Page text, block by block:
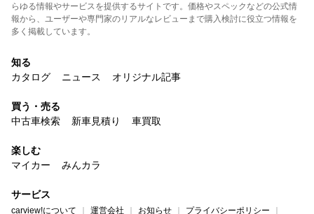
らゆる情報やサービスを提供するサイトです。価格やスペックなどの公式情
報から、ユーザーや専門家のリアルなレビューまで購入検討に役立つ情報を
多く掲載しています。
知る
カタログ
ニュース オリジナル記事
買う・売る
中古車検索
新車見積り 車買取
楽しむ
マイカー
みんカラ
サービス
carview!について 運営会社 お知らせ プライバシーポリシー